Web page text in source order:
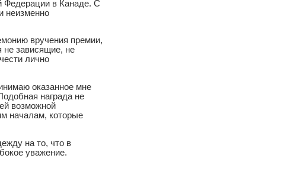
Федерации в Канаде. С
неизменно
вручения премии,
не зависящие, не
лично
оказанное мне
награда не
возможной
началам, которые
на то, что в
уважение.